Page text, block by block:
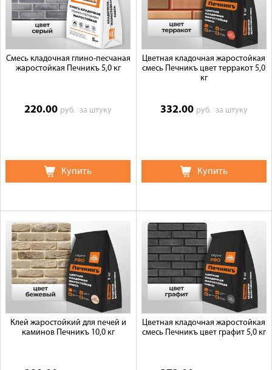
Смесь кладочная глино-песчаная
жаростойкая Печникъ 5,0 кг
220.00 руб.за штуку
Купить
Цветная кладочная жаростойкая
смесь Печникъ цвет терракот 5,0
кг
332.00 руб. за штуку
Купить
Клей жаростойкий для печей и
каминов Печникъ 10,0 кг
Цветная кладочная жаростойкая
смесь Печникъ цвет графит 5,0 кг